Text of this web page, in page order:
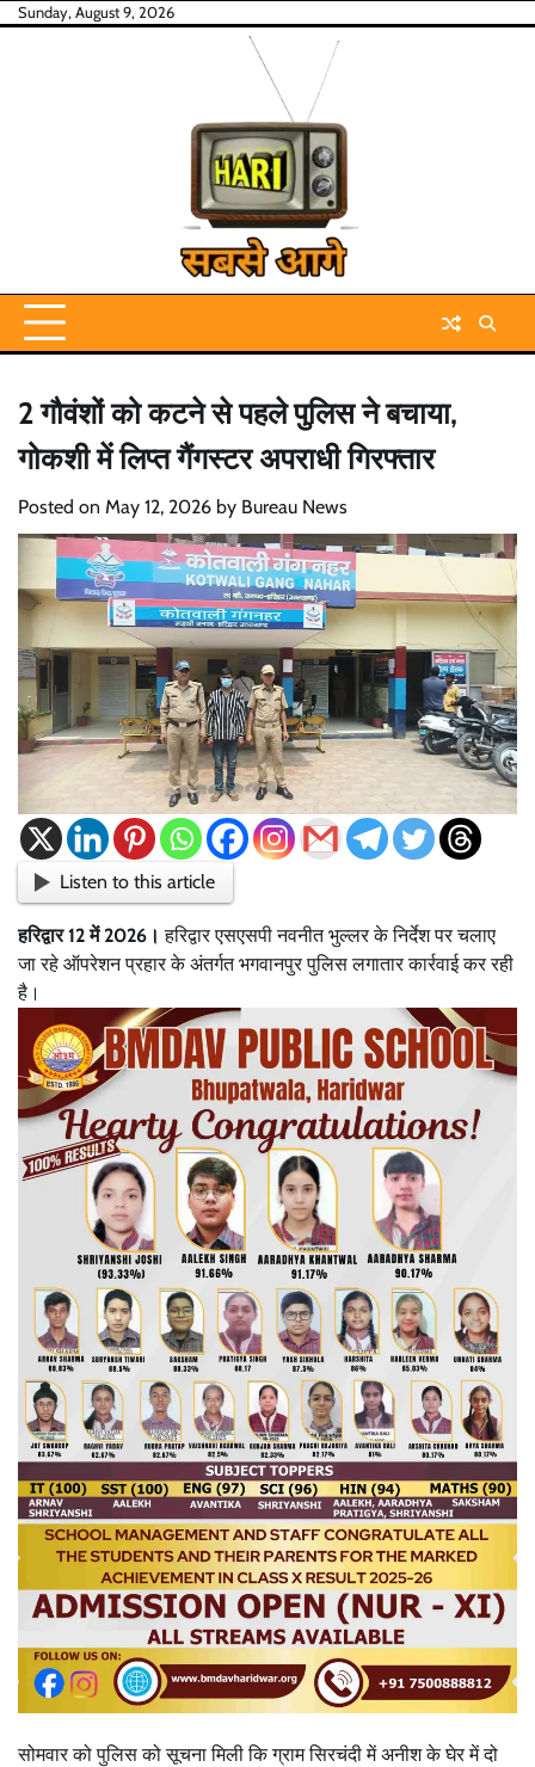
SkipSunday, August 9, 2026
2 गौवंशों को कटने से पहले पुलिस ने बचाया,
गोकशी में लिप्त गैंगस्टर अपराधी गिरफ्तार
Posted on May 12, 2026 by Bureau News
Listen to this article
हरिद्वार 12 में 2026। हरिद्वार एसएसपी नवनीत भुल्लर के निर्देश पर चलाए
जा रहे ऑपरेशन प्रहार के अंतर्गत भगवानपुर पुलिस लगातार कार्रवाई कर रही
है।
सोमवार को पुलिस को सूचना मिली कि ग्राम सिरचंदी में अनीश के घेर में दो